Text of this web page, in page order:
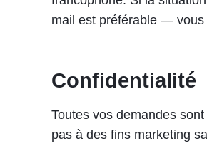
mail est préférable — vous
Confidentialité
Toutes vos demandes
pas à des fins marketing